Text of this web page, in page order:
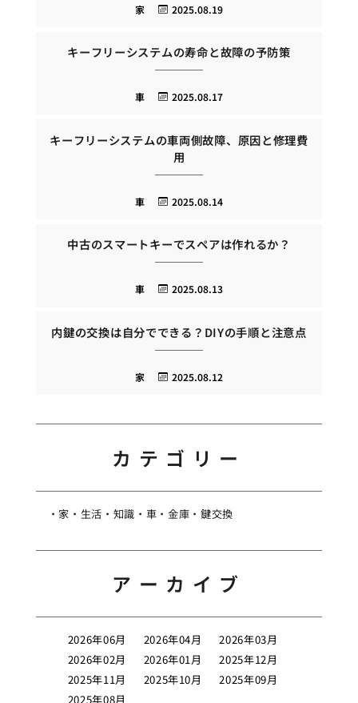
2025.08.19
家
キーフリーシステムの寿命と故障の予防策
2025.08.17
車
キーフリーシステムの車両側故障、原因と修理費
用
2025.08.14
車
中古のスマートキーでスペアは作れるか？
2025.08.13
車
内鍵の交換は自分でできる？DIYの手順と注意点
2025.08.12
家
カテゴリー
家 生活 知識 車 金庫 鍵交換
アーカイブ
2026年06月 2026年04月
2026年03月
2026年02月
2026年01月
2025年12月
2025年11月
2025年10月
2025年09月
2025年08月